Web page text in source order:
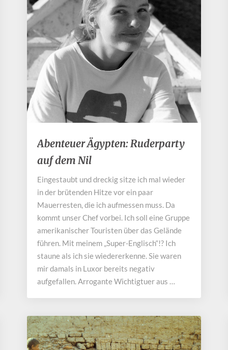
Abenteuer
Ägypten:
Ruderparty
dem
Nil
Abenteuer Ägypten: Ruderparty
auf dem Nil
Eingestaubt und dreckig sitze ich mal wieder
in der brütenden Hitze vor ein paar
Mauerresten, die ich aufmessen muss. Da
kommt unser Chef vorbei. Ich soll eine Gruppe
amerikanischer Touristen über das Gelände
führen. Mit meinem „Super-Englisch“!? Ich
staune als ich sie wiedererkenne. Sie waren
mir damals in Luxor bereits negativ
aufgefallen. Arrogante Wichtigtuer aus …